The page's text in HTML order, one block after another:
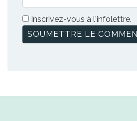
Inscrivez-vous à l'infolettre.